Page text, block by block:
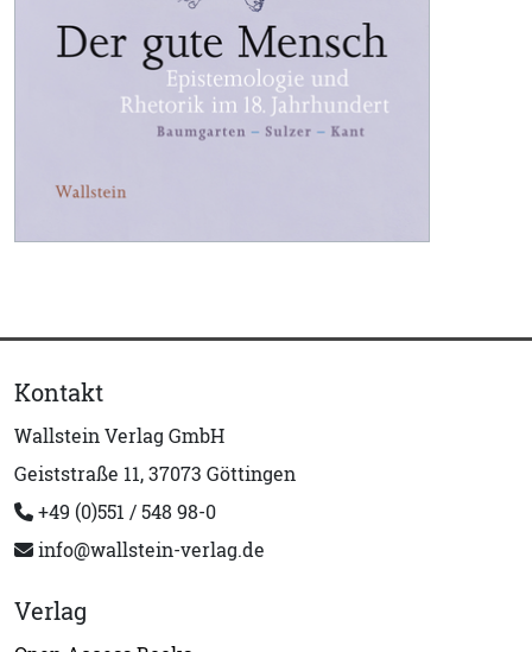
Kontakt
Wallstein Verlag GmbH
Geiststraße 11, 37073 Göttingen
+49 (0)551 / 548 98-0
info@wallstein-verlag.de
Verlag